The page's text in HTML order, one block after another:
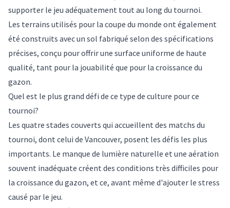
supporter le jeu adéquatement tout au long du tournoi.
Les terrains utilisés pour la coupe du monde ont également
été construits avec un sol fabriqué selon des spécifications
précises, conçu pour offrir une surface uniforme de haute
qualité, tant pour la jouabilité que pour la croissance du
gazon.
Quel est le plus grand défi de ce type de culture pour ce
tournoi?
Les quatre stades couverts qui accueillent des matchs du
tournoi, dont celui de Vancouver, posent les défis les plus
importants. Le manque de lumière naturelle et une aération
souvent inadéquate créent des conditions très difficiles pour
la croissance du gazon, et ce, avant même d'ajouter le stress
causé par le jeu.